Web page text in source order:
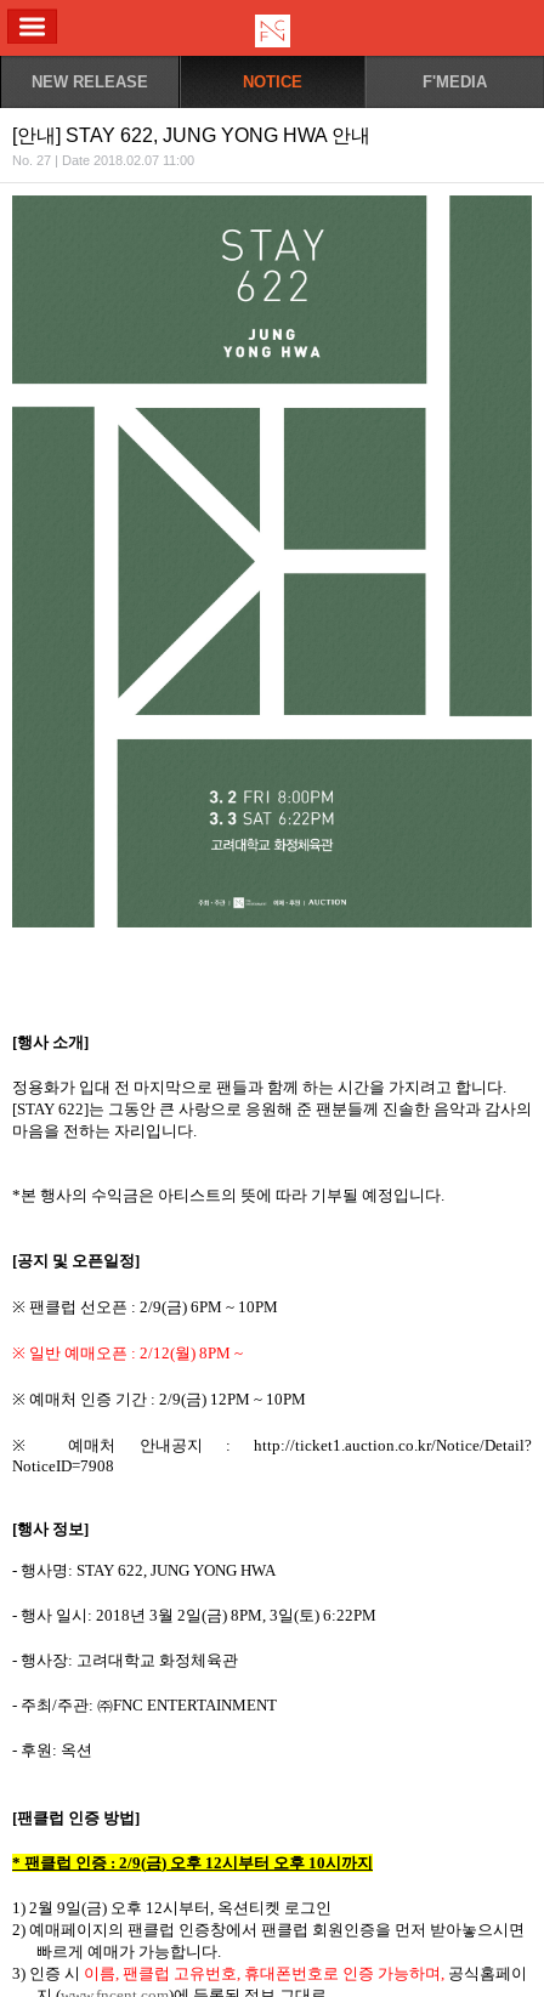
NEW RELEASE NOTICE F'MEDIA
[안내] STAY 622, JUNG YONG HWA 안내
No. 27 | Date 2018.02.07 11:00
[행사 소개]
정용화가 입대 전 마지막으로 팬들과 함께 하는 시간을 가지려고 합니다
[STAY 622]는 그동안 큰 사랑으로 응원해 준 팬분들께 진솔한 음악과 감사의
마음을 전하는 자리입니다
*본 행사의 수익금은 아티스트의 뜻에 따라 기부될 예정입니다
[공지 및 오픈일정]
※ 팬클럽 선오픈 : 2/9(금) 6PM ~ 10PM
※ 일반 예매오픈 : 2/12(월) 8PM ~
※ 예매처 인증 기간 : 2/9(금) 12PM ~ 10PM
※예매처 안내공지 : http://ticket1.auction.co.kr/Notice/Detail?
NoticeID=7908
[행사 정보]
- 행사명 : STAY 622, JUNG YONG HWA
- 행사 일시 : 2018년 3월 2일(금) 8PM, 3일(토) 6:22PM
- 행사장: 고려대학교 화정체육관
- 주최/주관: ㈜FNC ENTERTAINMENT
- 후원 : 옥션
[팬클럽 인증 방법 ]
* 팬클럽 인증 : 2/9(금) 오후 12시부터 오후 10시까지
1) 2월 9일(금) 오후 12시부터 옥션티켓 로그인
2) 예매페이지의 팬클럽 인증창에서 팬클럽 회원인증을 먼저 받아놓으시면
빠르게 예매가 가능합니다
3) 인증 시 이름 팬클럽 고유번호 휴대폰번호 로 인증 가능하며 공식홈페이